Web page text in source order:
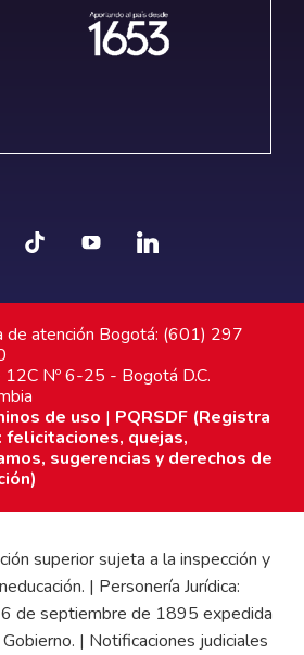
de atención Bogotá: (601) 297
12C Nº 6-25 - Bogotá D.C.
de uso | PQRSDF (Registra
felicitaciones, quejas,
sugerencias y derechos de
superior sujeta a la inspección y
| Personería Jurídica:
de septiembre de 1895 expedida
| Notificaciones judiciales